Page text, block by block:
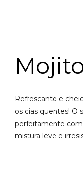
Mojito
Refrescante e
os dias quentes! O
perfeitamente com
mistura leve e